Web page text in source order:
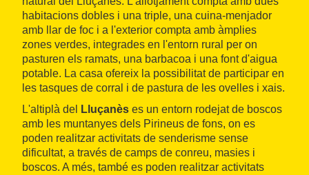
habitacions dobles i una triple, una cuina-menjador
amb llar de foc i a l'exterior compta amb àmplies
zones verdes, integrades en l'entorn rural per on
pasturen els ramats, una barbacoa i una font d'aigua
potable. La casa ofereix la possibilitat de participar en
les tasques de corral i de pastura de les ovelles i xais.
L'altiplà del
Lluçanès es un entorn rodejat de boscos
amb les muntanyes dels Pirineus de fons, on es
poden realitzar activitats de senderisme sense
dificultat, a través de camps de conreu, masies i
boscos. A més, també es poden realitzar activitats